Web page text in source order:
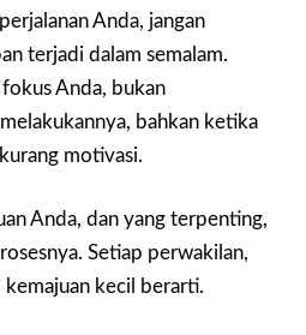
Anda, jangan
terjadi dalam semalam.
fokus Anda, bukan
bahkan ketika
motivasi.
Anda, dan yang terpenting,
Setiap perwakilan,
kemajuan kecil berarti.